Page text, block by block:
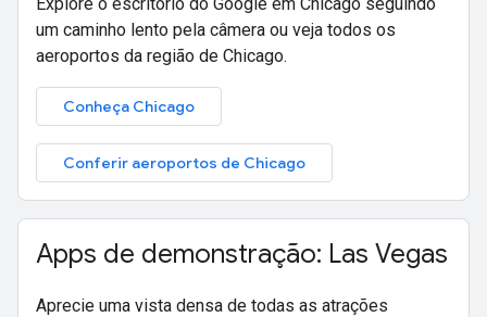
um caminho lento pela câmera ou veja todos os
aeroportos da região de Chicago.
Conheça Chicago
Conferir aeroportos de Chicago
Apps de demonstração: Las Vegas
Aprecie uma vista densa de todas as atrações